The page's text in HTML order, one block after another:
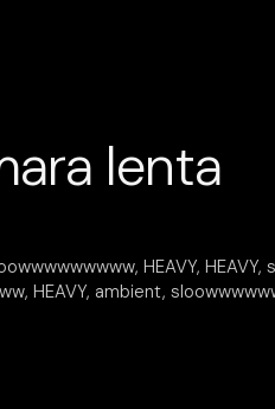
lenta
HEAVY,
HEAVY, ambient,